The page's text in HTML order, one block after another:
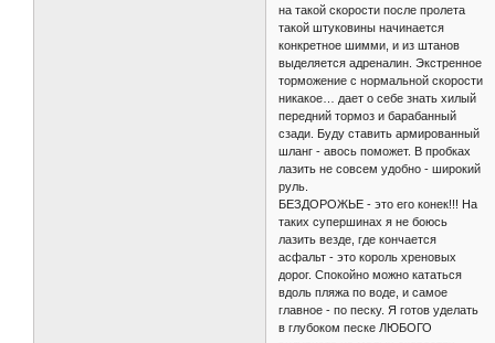
на такой скорости после пролета
такой штуковины начинается
конкретное шимми, и из штанов
выделяется адреналин. Экстренное
торможение с нормальной скорости
никакое… дает о себе знать хилый
передний тормоз и барабанный
сзади. Буду ставить армированный
шланг - авось поможет. В пробках
лазить не совсем удобно - широкий
руль.
БЕЗДОРОЖЬЕ - это его конек!!! На
таких супершинах я не боюсь
лазить везде, где кончается
асфальт - это король хреновых
дорог. Спокойно можно кататься
вдоль пляжа по воде, и самое
главное - по песку. Я готов уделать
в глубоком песке ЛЮБОГО